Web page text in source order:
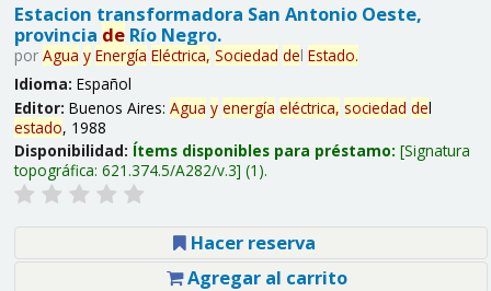
Estacion transformadora San Antonio Oeste,
provincia deRío Negro.
por Agua y Energía Eléctrica, Sociedad del Estado.
Idioma: Español
Editor: Buenos Aires: Agua y energía eléctrica, sociedad del
estado, 1988
Disponibilidad: Ítems disponibles para préstamo: Signatura
topográfica: 621.374.5/A282/v.3 (1).
Hacer reserva
Agregar al carrito